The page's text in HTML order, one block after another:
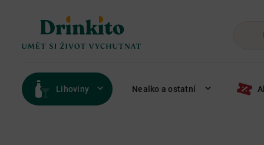
Lihoviny Nealko a ostatní